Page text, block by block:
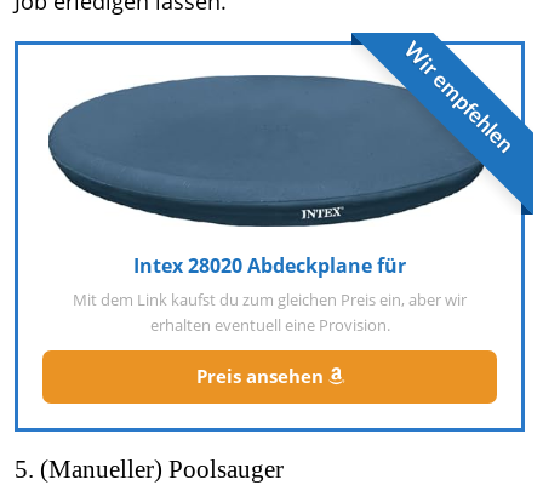
Wir empfehlen
Intex 28020 Abdeckplane für
Mit dem Link kaufst du zum gleichen Preis ein, aber wir
erhalten eventuell eine Provision.
Preis ansehen
5. (Manueller) Poolsauger